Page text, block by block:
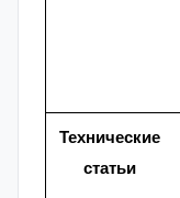
Технические
статьи